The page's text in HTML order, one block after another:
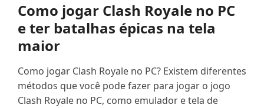
Como jogar Clash Royale no PC
e ter batalhas épicas na tela
maior
Como jogar Clash Royale no PC? Existem diferentes
métodos que você pode fazer para jogar o jogo
Clash Royale no PC, como emulador e tela de